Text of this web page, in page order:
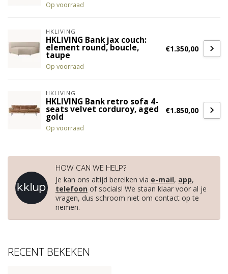
Op voorraad
HKLIVING
HKLIVING Bank jax couch:
element round, boucle,
taupe
Op voorraad
€1.350,00
HKLIVING
HKLIVING Bank retro sofa 4-
seats velvet corduroy, aged
gold
Op voorraad
€1.850,00
HOW CAN WE HELP?
Je kan ons altijd bereiken via e-mail, app,
telefoon of socials! We staan klaar voor al je
vragen, dus schroom niet om contact op te
nemen.
RECENT BEKEKEN